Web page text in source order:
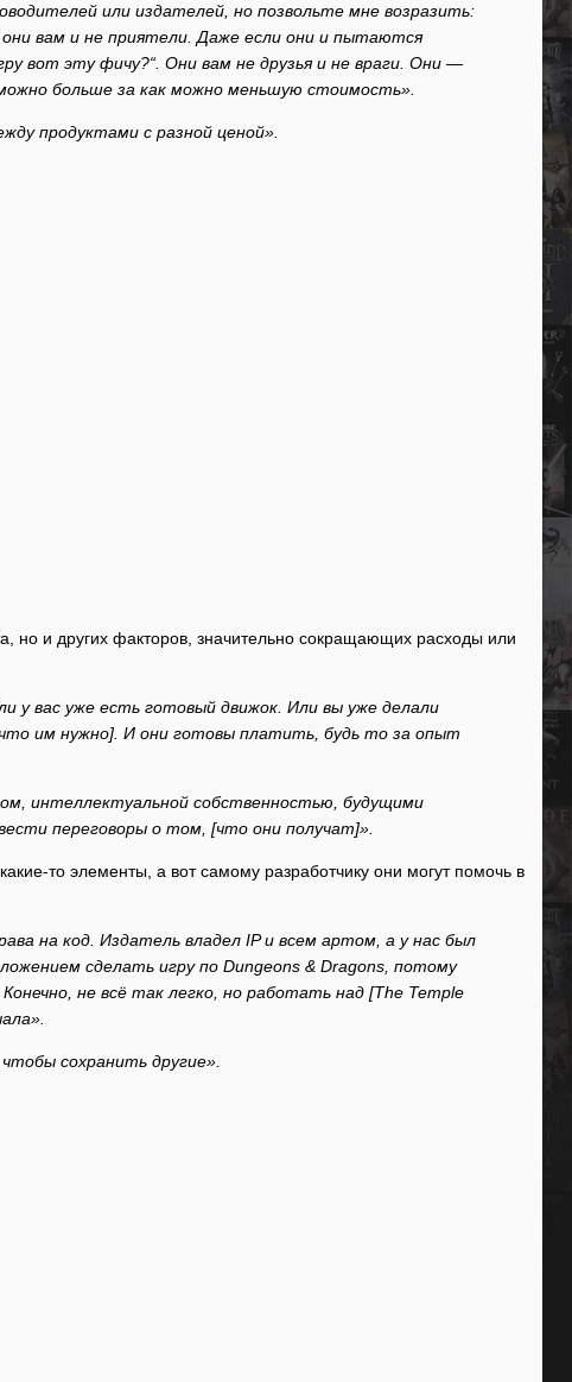
или издателей, но позвольте мне возразить:
вам и не приятели. Даже если они и пытаются
вот эту фичу?“. Они вам не друзья и не враги. Они —
больше за как можно меньшую стоимость».
продуктами с разной ценой».
но и других факторов, значительно сокращающих расходы или
вас уже есть готовый движок. Или вы уже делали
им нужно]. И они готовы платить, будь то за опыт
интеллектуальной собственностью, будущими
переговоры о том, [что они получат]».
то элементы, а вот самому разработчику они могут помочь в
на код. Издатель владел IP и всем артом, а у нас был
сделать игру по Dungeons & Dragons, потому
не всё так легко, но работать над [The Temple
сохранить другие».